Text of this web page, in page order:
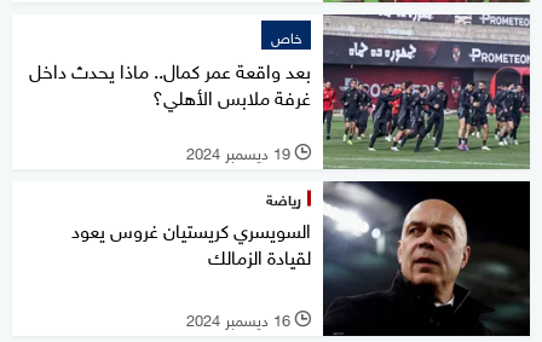
خاص
بعد واقعة عمر كمال.. ماذا يحدث داخل
غرفة ملابس الأهلي؟
l 19 ديسمبر 2024
رياضة
السويسري كريستيان غروس يعود
لقيادة الزمالك
l 16 ديسمبر 2024